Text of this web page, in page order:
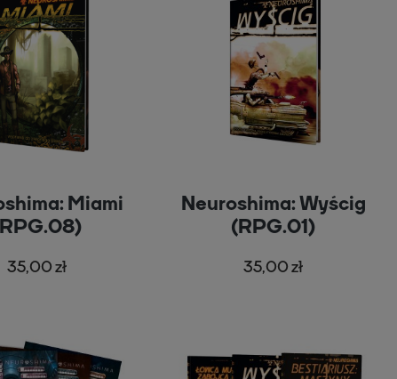
Miami
35,00 zł
Neuroshima: Wyścig
(RPG.01)
35,00 zł